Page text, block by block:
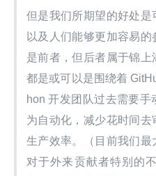
但是我们所期望的好处
以及人们能够更加容易
是前者，但后者属于锦
都是或可以是围绕着
hon 开发团队过去需要
为自动化，减少花时间
生产效率。（目前我们最
对于外来贡献者特别的